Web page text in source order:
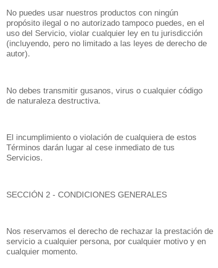
No puedes usar nuestros productos con ningún
propósito ilegal o no autorizado tampoco puedes, en el
uso del Servicio, violar cualquier ley en tu jurisdicción
(incluyendo, pero no limitado a las leyes de derecho de
autor).
No debes transmitir gusanos, virus o cualquier código
de naturaleza destructiva.
El incumplimiento o violación de cualquiera de estos
Términos darán lugar al cese inmediato de tus
Servicios.
SECCIÓN 2 - CONDICIONES GENERALES
Nos reservamos el derecho de rechazar la prestación de
servicio a cualquier persona, por cualquier motivo y en
cualquier momento.